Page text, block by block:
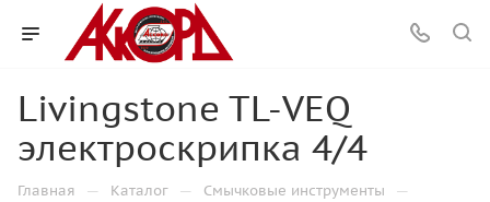
Livingstone TL-VEQ
электроскрипка 4/4
Главная — Каталог — Смычковые инструменты —